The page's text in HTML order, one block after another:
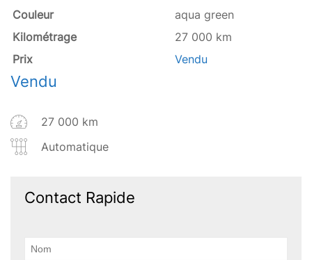
Couleur
aqua green
Kilométrage
27 000 km
Prix
Vendu
Vendu
27 000 km
Automatique
Contact Rapide